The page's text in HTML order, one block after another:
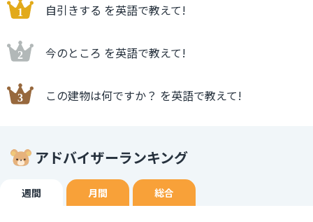
自引きする を英語で教えて!
今のところ を英語で教えて!
この建物は何ですか？ を英語で教えて!
アドバイザーランキング
週間 月間 総合